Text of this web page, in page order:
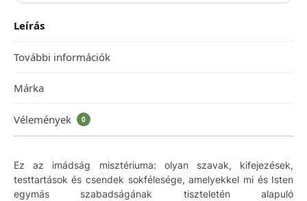
Leírás
További információk
Márka
Vélemények 0
Ez az imádság misztériuma: olyan szavak, kifejezések,
testtartások és csendek sokfélesége, amelyekkel mi és Isten
egymás szabadságának tiszteletén alapuló